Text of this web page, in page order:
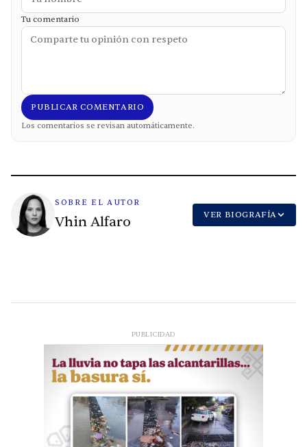
Tu comentario
PUBLICAR COMENTARIO
Los comentarios se revisan automáticamente.
SOBRE EL AUTOR
Vhin Alfaro VER BIOGRAFÍA
PUBLICIDAD